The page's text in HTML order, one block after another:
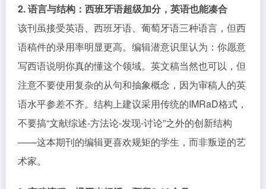
2. 语言与结构：西班牙语超级加分，英语也能凑合
该刊虽接受英语、西班牙语、葡萄牙语三种语言，但西
语稿件的录用率明显更高。编辑潜意识里认为：你愿意
写西语说明你真的懂这个领域。英文稿当然也可以，但
注意不要使用复杂的从句和抽象概念，因为审稿人的英
语水平参差不齐。结构上建议采用传统的IMRaD格式，
不要搞“文献综述-方法论-发现-讨论”之外的创新结构
——这本期刊的编辑更喜欢规矩的学生，而非叛逆的艺
术家。